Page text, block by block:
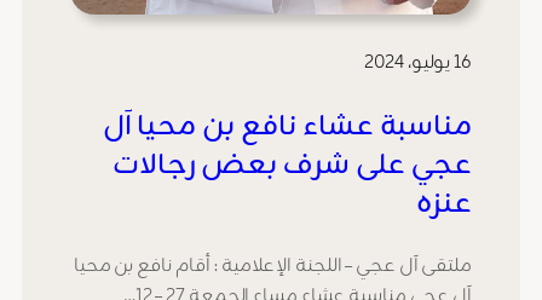
16 يوليو، 2024
مناسبة عشاء نافع بن محيا آل
عجي على شرف بعض رجالات
عنزه
ملتقى آل عجي – اللجنة الإعلامية : أقام نافع بن محيا